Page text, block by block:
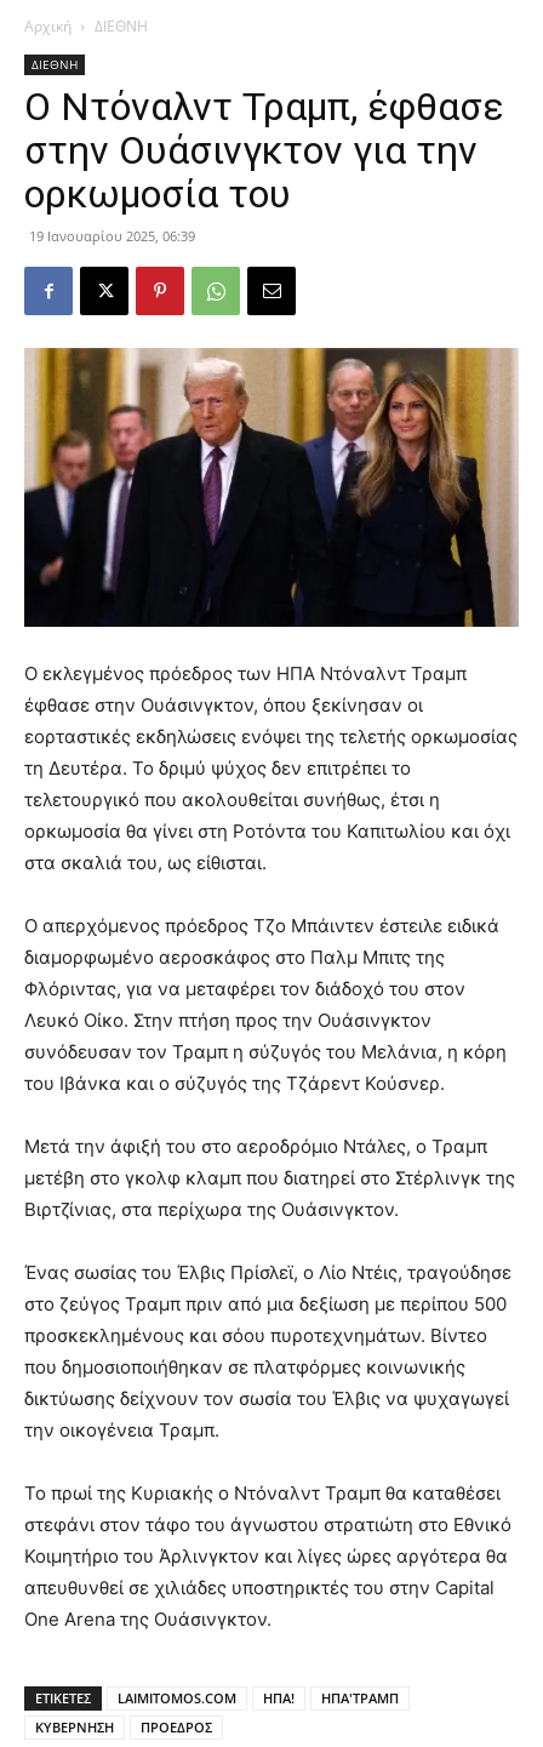
Αρχική ΔΙΕΘΝΗ
ΔΙΕΘΝΗ
Ο Ντόναλντ Τραμπ, έφθασε
στην Ουάσινγκτον για την
ορκωμοσία του
19 Ιανουαρίου 2025, 06:39
Ο εκλεγμένος πρόεδρος των ΗΠΑ Ντόναλντ Τραμπ
έφθασε στην Ουάσινγκτον, όπου ξεκίνησαν οι
εορταστικές εκδηλώσεις ενόψει της τελετής ορκωμοσίας
τη Δευτέρα. Το δριμύ ψύχος δεν επιτρέπει το
τελετουργικό που ακολουθείται συνήθως, έτσι η
ορκωμοσία θα γίνει στη Ροτόντα του Καπιτωλίου και όχι
στα σκαλιά του, ως είθισται.
Ο απερχόμενος πρόεδρος Τζο Μπάιντεν έστειλε ειδικά
διαμορφωμένο αεροσκάφος στο Παλμ Μπιτς της
Φλόριντας, για να μεταφέρει τον διάδοχό του στον
Λευκό Οίκο. Στην πτήση προς την Ουάσινγκτον
συνόδευσαν τον Τραμπ η σύζυγός του Μελάνια, η κόρη
του Ιβάνκα και ο σύζυγός της Τζάρεντ Κούσνερ.
Μετά την άφιξή του στο αεροδρόμιο Ντάλες, ο Τραμπ
μετέβη στο γκολφ κλαμπ που διατηρεί στο Στέρλινγκ της
Βιρτζίνιας, στα περίχωρα της Ουάσινγκτον.
Ένας σωσίας του Έλβις Πρίσλεϊ, ο Λίο Ντέις, τραγούδησε
στο ζεύγος Τραμπ πριν από μια δεξίωση με περίπου 500
προσκεκλημένους και σόου πυροτεχνημάτων. Βίντεο
που δημοσιοποιήθηκαν σε πλατφόρμες κοινωνικής
δικτύωσης δείχνουν τον σωσία του Έλβις να ψυχαγωγεί
την οικογένεια Τραμπ.
Το πρωί της Κυριακής ο Ντόναλντ Τραμπ θα καταθέσει
στεφάνι στον τάφο του άγνωστου στρατιώτη στο Εθνικό
Κοιμητήριο του Άρλινγκτον και λίγες ώρες αργότερα θα
απευθυνθεί σε χιλιάδες υποστηρικτές του στην Capital
One Arena της Ουάσινγκτον.
ΕΤΙΚΕΤΕΣ LAIMITOMOS.COM ΗΠΑ!
ΗΠΑ'ΤΡΑΜΠ
ΚΥΒΕΡΝΗΣΗ
ΠΡΟΕΔΡΟΣ